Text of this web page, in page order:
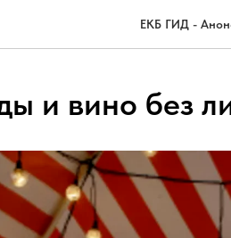
ЕКБ ГИД -
и вино без